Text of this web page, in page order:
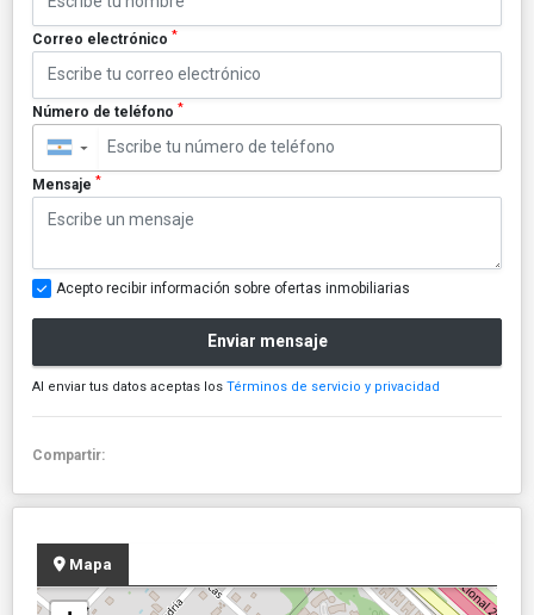
Correo electrónico *
Número de teléfono *
▼
Mensaje *
Acepto recibir información sobre ofertas inmobiliarias
Enviar mensaje
Al enviar tus datos aceptas los Términos de servicio y privacidad
Compartir:
Mapa